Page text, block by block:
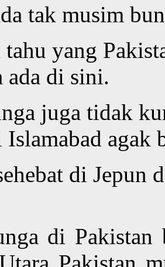
tak musim
yang
ada di sini.
juga tidak
Islamabad agak
di Jepun
di Pakistan